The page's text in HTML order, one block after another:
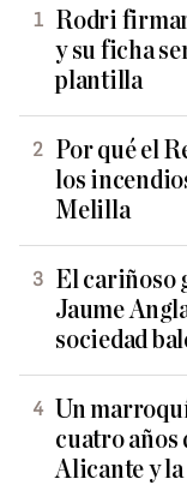
Rodri
y su ficha
plantilla
Por qué el
los
Melilla
El cariñoso
Jaume
sociedad
Un
cuatro años
Alicante y